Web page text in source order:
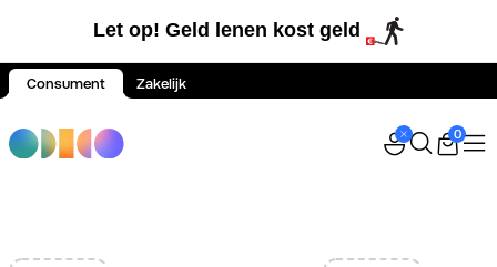
Let op! Geld lenen kost geld
Consument Zakelijk
0